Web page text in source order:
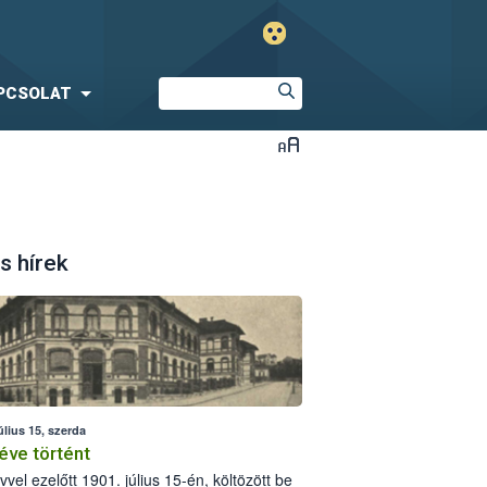
hírek
15, szerda
történt
ezelőtt 1901. július 15-én, költözött be